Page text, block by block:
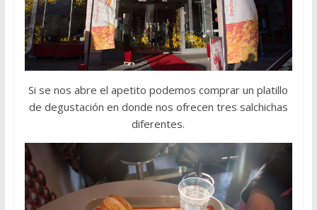
Si se nos abre el apetito podemos comprar un platillo
de degustación en donde nos ofrecen tres salchichas
diferentes.